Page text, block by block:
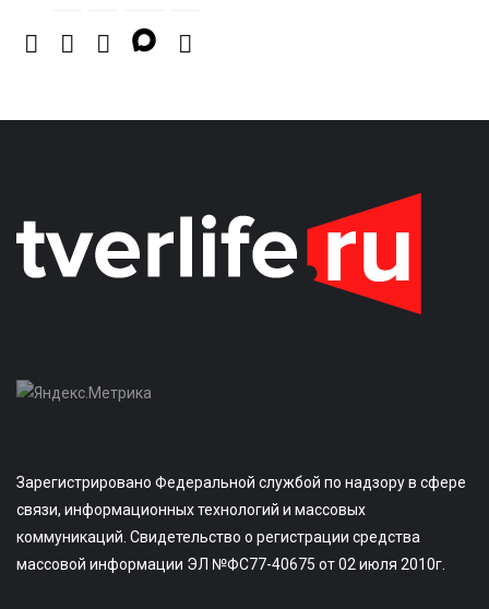
Зарегистрировано Федеральной службой по надзору в сфере
связи, информационных технологий и массовых
коммуникаций. Свидетельство о регистрации средства
массовой информации ЭЛ №ФС77-40675 от 02 июля 2010г.